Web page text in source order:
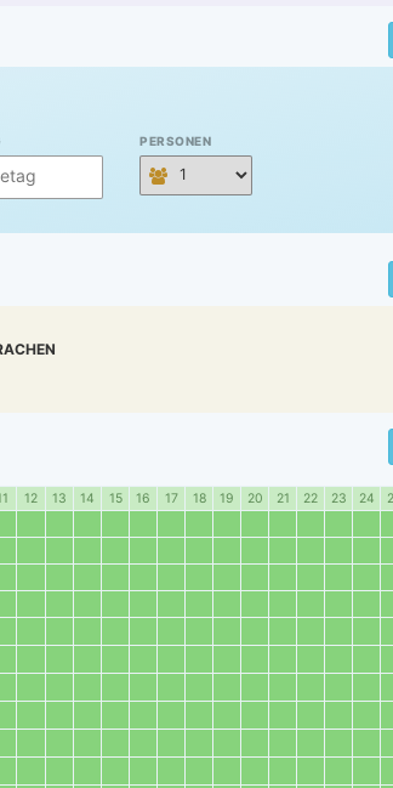
PERSONEN
12 13 14 15 16 17 18 19 20 21 22 23 24